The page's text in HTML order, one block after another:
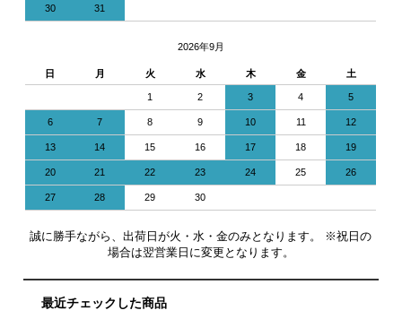
30 31
2026年9月
日 月 火 水 木 金 土
1 2 3 4 5
6 7 8 9 10 11 12
13 14 15 16 17 18 19
20 21 22 23 24 25 26
27 28 29 30
誠に勝手ながら、出荷日が火・水・金のみとなります。 ※祝日の
場合は翌営業日に変更となります。
最近チェックした商品